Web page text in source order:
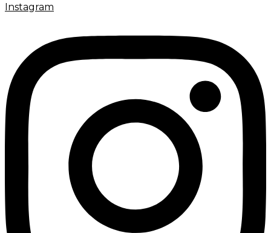
Instagram